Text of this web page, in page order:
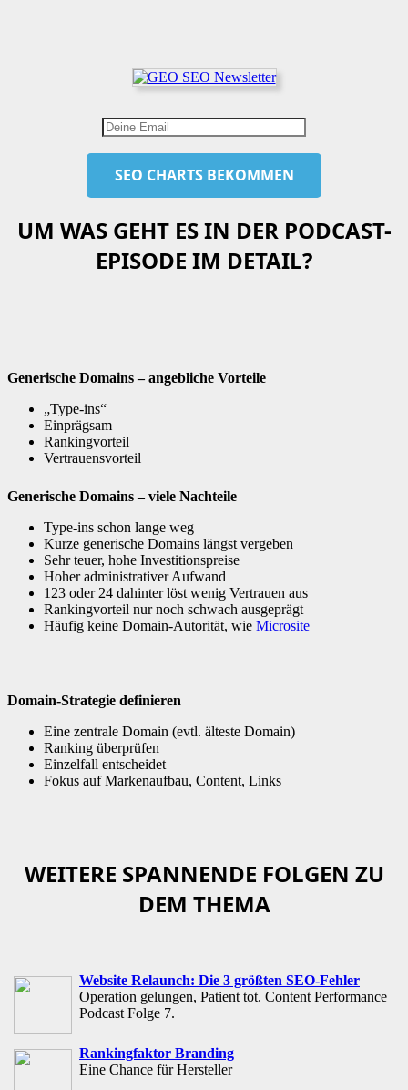
UM WAS GEHT ES IN DER PODCAST-
EPISODE IM DETAIL?
Generische Domains – angebliche Vorteile
„Type-ins“
Einprägsam
Rankingvorteil
Vertrauensvorteil
Generische Domains – viele Nachteile
Type-ins schon lange weg
Kurze generische Domains längst vergeben
Sehr teuer, hohe Investitionspreise
Hoher administrativer Aufwand
123 oder 24 dahinter löst wenig Vertrauen aus
Rankingvorteil nur noch schwach ausgeprägt
Häufig keine Domain-Autorität, wie Microsite
Domain-Strategie definieren
Eine zentrale Domain (evtl. älteste Domain)
Ranking überprüfen
Einzelfall entscheidet
Fokus auf Markenaufbau, Content, Links
WEITERE SPANNENDE FOLGEN ZU
DEM THEMA
Website Relaunch: Die 3 größten SEO-Fehler
Operation gelungen, Patient tot. Content Performance
Podcast Folge 7.
Rankingfaktor Branding
Eine Chance für Hersteller